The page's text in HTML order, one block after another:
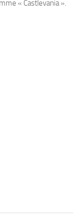
« Castlevania ».